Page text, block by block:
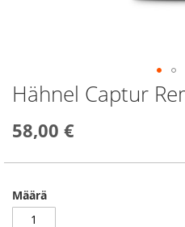
Hähnel Captur
58,00 €
Määrä
Skip
to
beginning
the
gallery